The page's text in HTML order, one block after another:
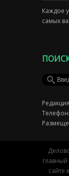
Каждое
самых
сайте